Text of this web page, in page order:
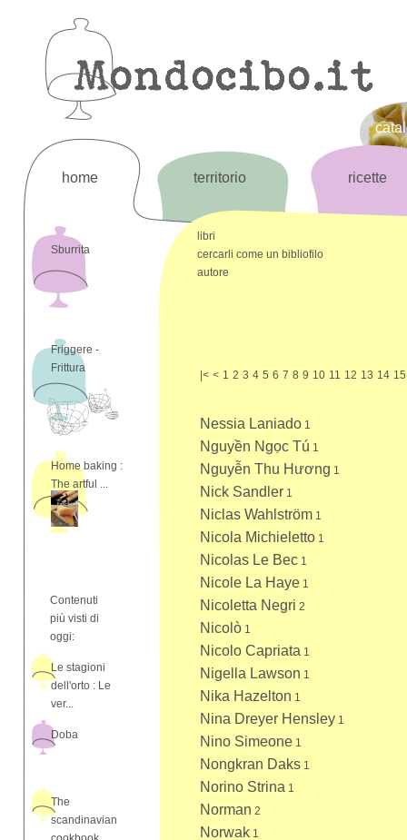
home territorio ricette
Sburrita
Friggere -
Frittura
Home baking :
The artful ...
Contenuti
più visti di
oggi:
Le stagioni
dell'orto : Le
ver...
Doba
The
scandinavian
libri
cercarli come un bibliofilo
autore
|< < 1 2 3 4 5 6 7 8 9 10 11 12 13 14 15
Nessia Laniado 1
Nguyền Ngọc Tú 1
Nguyễn Thu Hương 1
Nick Sandler 1
Niclas Wahlström 1
Nicola Michieletto 1
Nicolas Le Bec 1
Nicole La Haye 1
Nicoletta Negri 2
Nicolò 1
Nicolo Capriata 1
Nigella Lawson 1
Nika Hazelton 1
Nina Dreyer Hensley 1
Nino Simeone 1
Nongkran Daks 1
Norino Strina 1
Norman 2
Norwak 1